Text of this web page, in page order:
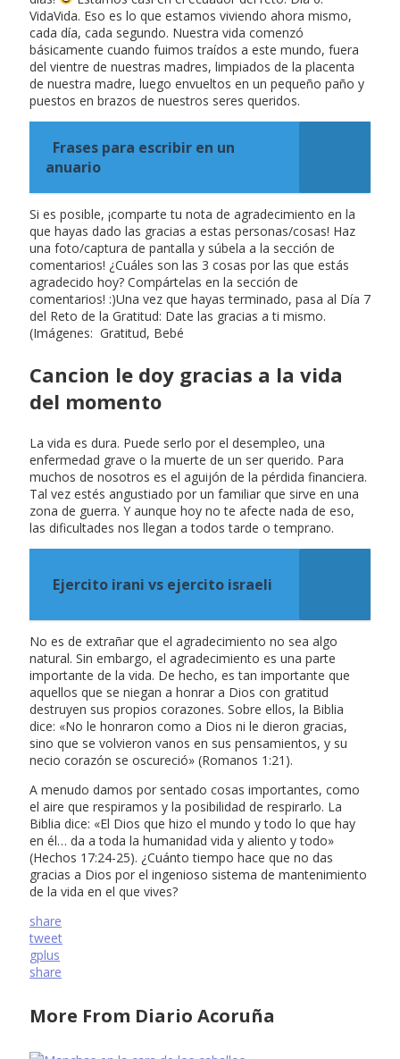
VidaVida. Eso es lo que estamos viviendo ahora mismo,
cada día, cada segundo. Nuestra vida comenzó
básicamente cuando fuimos traídos a este mundo, fuera
del vientre de nuestras madres, limpiados de la placenta
de nuestra madre, luego envueltos en un pequeño paño y
puestos en brazos de nuestros seres queridos.
Frases para escribir en un
anuario
Si es posible, ¡comparte tu nota de agradecimiento en la
que hayas dado las gracias a estas personas/cosas! Haz
una foto/captura de pantalla y súbela a la sección de
comentarios! ¿Cuáles son las 3 cosas por las que estás
agradecido hoy? Compártelas en la sección de
comentarios! :)Una vez que hayas terminado, pasa al Día 7
del Reto de la Gratitud: Date las gracias a ti mismo.
(Imágenes: Gratitud, Bebé
Cancion le doy gracias a la vida
del momento
La vida es dura. Puede serlo por el desempleo, una
enfermedad grave o la muerte de un ser querido. Para
muchos de nosotros es el aguijón de la pérdida financiera.
Tal vez estés angustiado por un familiar que sirve en una
zona de guerra. Y aunque hoy no te afecte nada de eso,
las dificultades nos llegan a todos tarde o temprano.
Ejercito irani vs ejercito israeli
No es de extrañar que el agradecimiento no sea algo
natural. Sin embargo, el agradecimiento es una parte
importante de la vida. De hecho, es tan importante que
aquellos que se niegan a honrar a Dios con gratitud
destruyen sus propios corazones. Sobre ellos, la Biblia
dice: «No le honraron como a Dios ni le dieron gracias,
sino que se volvieron vanos en sus pensamientos, y su
necio corazón se oscureció» (Romanos 1:21).
A menudo damos por sentado cosas importantes, como
el aire que respiramos y la posibilidad de respirarlo. La
Biblia dice: «El Dios que hizo el mundo y todo lo que hay
en él… da a toda la humanidad vida y aliento y todo»
(Hechos 17:24-25). ¿Cuánto tiempo hace que no das
gracias a Dios por el ingenioso sistema de mantenimiento
de la vida en el que vives?
share
tweet
gplus
share
More From Diario Acoruña